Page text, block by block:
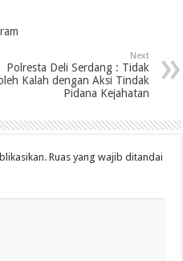
Next
Polresta Deli Serdang : Tidak
Kalah dengan Aksi Tindak
Pidana Kejahatan
Ruas yang wajib ditandai